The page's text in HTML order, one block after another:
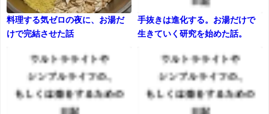
料理する気ゼロの夜に、お湯だ
けで完結させた話
手抜きは進化する。お湯だけで
生きていく研究を始めた話。